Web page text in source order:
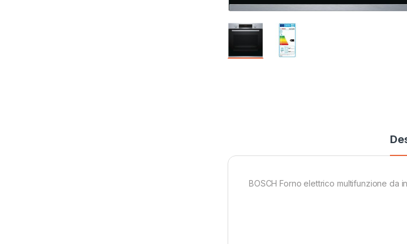
BOSCH Forno elettrico multifunzione da